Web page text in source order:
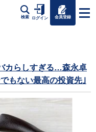
検索 ログイン 会員登録
カらしすぎる…森永卓
もない最高の投資先｣